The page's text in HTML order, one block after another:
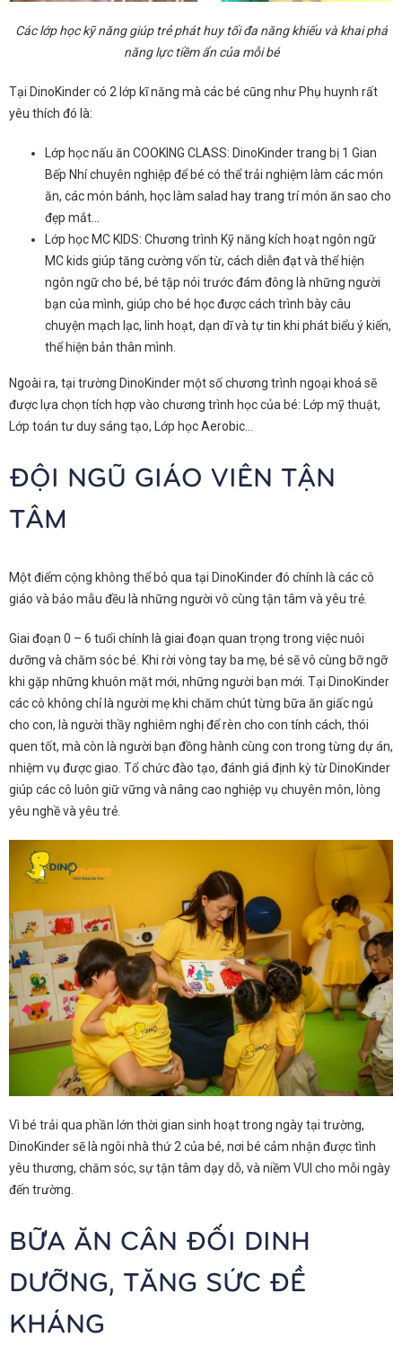
Các lớp học kỹ năng giúp trẻ phát huy tối đa năng khiếu và khai phá
năng lực tiềm ẩn của mỗi bé
Tại DinoKinder có 2 lớp kĩ năng mà các bé cũng như Phụ huynh rất
yêu thích đó là:
Lớp học nấu ăn COOKING CLASS: DinoKinder trang bị 1 Gian
Bếp Nhí chuyên nghiệp để bé có thể trải nghiệm làm các món
ăn, các món bánh, học làm salad hay trang trí món ăn sao cho
đẹp mắt…
Lớp học MC KIDS: Chương trình Kỹ năng kích hoạt ngôn ngữ
MC kids giúp tăng cường vốn từ, cách diễn đạt và thể hiện
ngôn ngữ cho bé, bé tập nói trước đám đông là những người
bạn của mình, giúp cho bé học được cách trình bày câu
chuyện mạch lạc, linh hoạt, dạn dĩ và tự tin khi phát biểu ý kiến,
thể hiện bản thân mình.
Ngoài ra, tại trường DinoKinder một số chương trình ngoại khoá sẽ
được lựa chọn tích hợp vào chương trình học của bé: Lớp mỹ thuật,
Lớp toán tư duy sáng tạo, Lớp học Aerobic…
ĐỘI NGŨ GIÁO VIÊN TẬN
TÂM
Một điểm cộng không thể bỏ qua tại DinoKinder đó chính là các cô
giáo và bảo mẫu đều là những người vô cùng tận tâm và yêu trẻ.
Giai đoạn 0 – 6 tuổi chính là giai đoạn quan trọng trong việc nuôi
dưỡng và chăm sóc bé. Khi rời vòng tay ba mẹ, bé sẽ vô cùng bỡ ngỡ
khi gặp những khuôn mặt mới, những người bạn mới. Tại DinoKinder
các cô không chỉ là người mẹ khi chăm chút từng bữa ăn giấc ngủ
cho con, là người thầy nghiêm nghị để rèn cho con tính cách, thói
quen tốt, mà còn là người bạn đồng hành cùng con trong từng dự án,
nhiệm vụ được giao. Tổ chức đào tạo, đánh giá định kỳ từ DinoKinder
giúp các cô luôn giữ vững và nâng cao nghiệp vụ chuyên môn, lòng
yêu nghề và yêu trẻ.
Vì bé trải qua phần lớn thời gian sinh hoạt trong ngày tại trường,
DinoKinder sẽ là ngôi nhà thứ 2 của bé, nơi bé cảm nhận được tình
yêu thương, chăm sóc, sự tận tâm dạy dỗ, và niềm VUI cho mỗi ngày
đến trường.
BỮA ĂN CÂN ĐỐI DINH
DƯỠNG, TĂNG SỨC ĐỀ
KHÁNG